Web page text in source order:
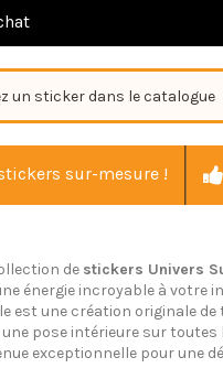
sur-mesure !
de stickers Univers
énergie incroyable à
est une création originale
pose intérieure sur
exceptionnelle pour une